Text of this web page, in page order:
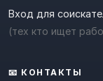
Вход для
(тех кто ищет
📧 КОНТАКТЫ